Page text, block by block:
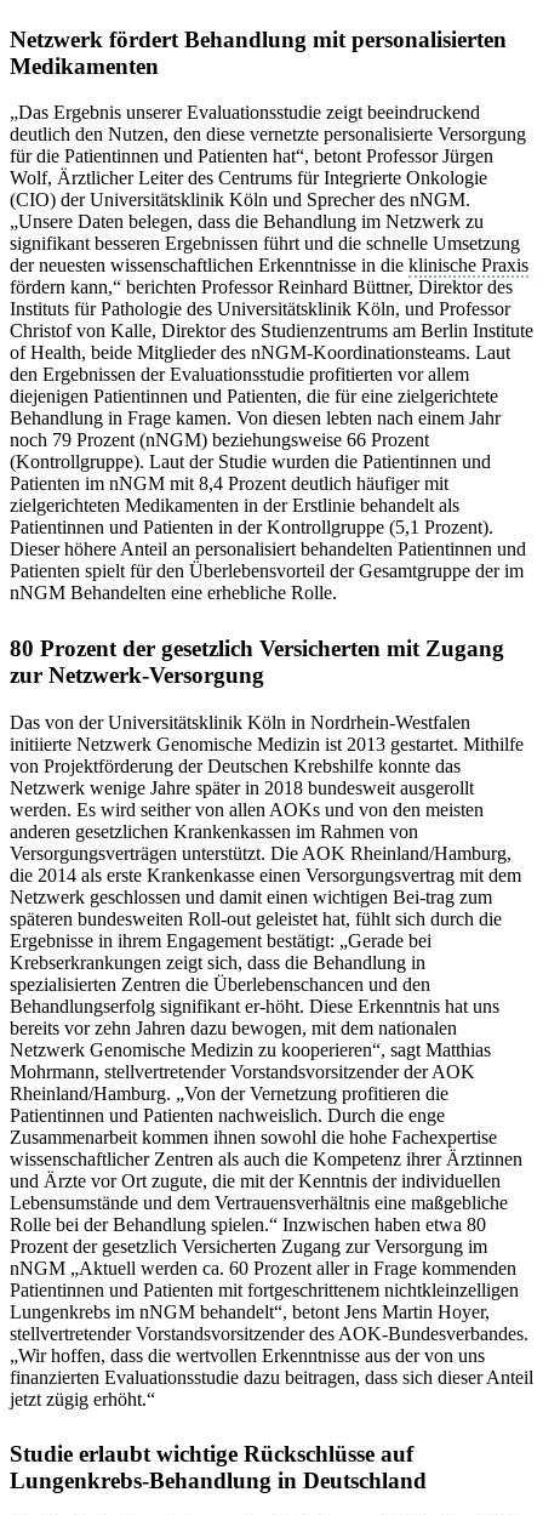
Netzwerk fördert Behandlung mit personalisierten
Medikamenten
„Das Ergebnis unserer Evaluationsstudie zeigt beeindruckend
deutlich den Nutzen, den diese vernetzte personalisierte Versorgung
für die Patientinnen und Patienten hat“, betont Professor Jürgen
Wolf, Ärztlicher Leiter des Centrums für Integrierte Onkologie
(CIO) der Universitätsklinik Köln und Sprecher des nNGM.
„Unsere Daten belegen, dass die Behandlung im Netzwerk zu
signifikant besseren Ergebnissen führt und die schnelle Umsetzung
der neuesten wissenschaftlichen Erkenntnisse in die klinische Praxis
fördern kann,“ berichten Professor Reinhard Büttner, Direktor des
Instituts für Pathologie des Universitätsklinik Köln, und Professor
Christof von Kalle, Direktor des Studienzentrums am Berlin Institute
of Health, beide Mitglieder des nNGM-Koordinationsteams. Laut
den Ergebnissen der Evaluationsstudie profitierten vor allem
diejenigen Patientinnen und Patienten, die für eine zielgerichtete
Behandlung in Frage kamen. Von diesen lebten nach einem Jahr
noch 79 Prozent (nNGM) beziehungsweise 66 Prozent
(Kontrollgruppe). Laut der Studie wurden die Patientinnen und
Patienten im nNGM mit 8,4 Prozent deutlich häufiger mit
zielgerichteten Medikamenten in der Erstlinie behandelt als
Patientinnen und Patienten in der Kontrollgruppe (5,1 Prozent).
Dieser höhere Anteil an personalisiert behandelten Patientinnen und
Patienten spielt für den Überlebensvorteil der Gesamtgruppe der im
nNGM Behandelten eine erhebliche Rolle.
80 Prozent der gesetzlich Versicherten mit Zugang
zur Netzwerk-Versorgung
Das von der Universitätsklinik Köln in Nordrhein-Westfalen
initiierte Netzwerk Genomische Medizin ist 2013 gestartet. Mithilfe
von Projektförderung der Deutschen Krebshilfe konnte das
Netzwerk wenige Jahre später in 2018 bundesweit ausgerollt
werden. Es wird seither von allen AOKs und von den meisten
anderen gesetzlichen Krankenkassen im Rahmen von
Versorgungsverträgen unterstützt. Die AOK Rheinland/Hamburg,
die 2014 als erste Krankenkasse einen Versorgungsvertrag mit dem
Netzwerk geschlossen und damit einen wichtigen Bei-trag zum
späteren bundesweiten Roll-out geleistet hat, fühlt sich durch die
Ergebnisse in ihrem Engagement bestätigt: „Gerade bei
Krebserkrankungen zeigt sich, dass die Behandlung in
spezialisierten Zentren die Überlebenschancen und den
Behandlungserfolg signifikant er-höht. Diese Erkenntnis hat uns
bereits vor zehn Jahren dazu bewogen, mit dem nationalen
Netzwerk Genomische Medizin zu kooperieren“, sagt Matthias
Mohrmann, stellvertretender Vorstandsvorsitzender der AOK
Rheinland/Hamburg. „Von der Vernetzung profitieren die
Patientinnen und Patienten nachweislich. Durch die enge
Zusammenarbeit kommen ihnen sowohl die hohe Fachexpertise
wissenschaftlicher Zentren als auch die Kompetenz ihrer Ärztinnen
und Ärzte vor Ort zugute, die mit der Kenntnis der individuellen
Lebensumstände und dem Vertrauensverhältnis eine maßgebliche
Rolle bei der Behandlung spielen.“ Inzwischen haben etwa 80
Prozent der gesetzlich Versicherten Zugang zur Versorgung im
nNGM „Aktuell werden ca. 60 Prozent aller in Frage kommenden
Patientinnen und Patienten mit fortgeschrittenem nichtkleinzelligen
Lungenkrebs im nNGM behandelt“, betont Jens Martin Hoyer,
stellvertretender Vorstandsvorsitzender des AOK-Bundesverbandes.
„Wir hoffen, dass die wertvollen Erkenntnisse aus der von uns
finanzierten Evaluationsstudie dazu beitragen, dass sich dieser Anteil
jetzt zügig erhöht.“
Studie erlaubt wichtige Rückschlüsse auf
Lungenkrebs-Behandlung in Deutschland